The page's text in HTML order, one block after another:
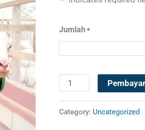
Jumlah *
Category: Uncategorized